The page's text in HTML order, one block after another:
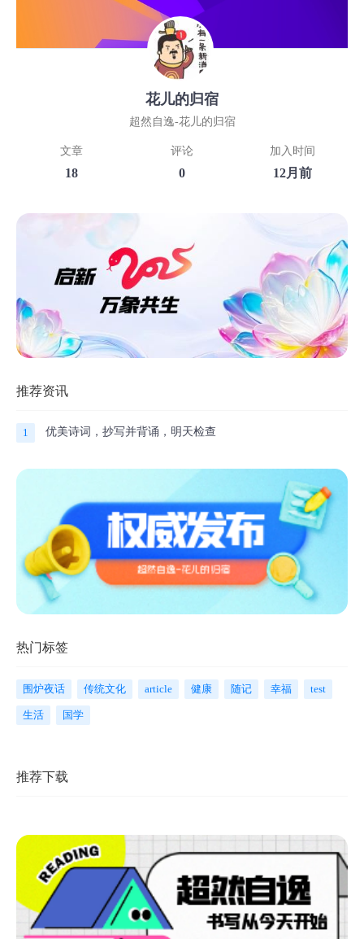
花儿的归宿
超然自逸-花儿的归宿
文章
18
评论
0
加入时间
12月前
推荐资讯
1 优美诗词，抄写并背诵，明天检查
热门标签
围炉夜话 传统文化 article 健康 随记 幸福 test
生活 国学
推荐下载